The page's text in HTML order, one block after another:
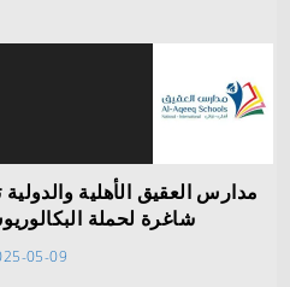
مدارس العقيق الأهلية
شاغرة لحملة
05-09